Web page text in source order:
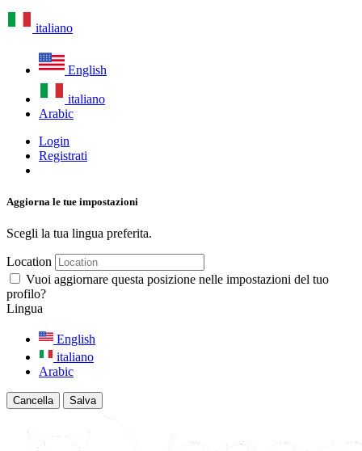
italiano
English
italiano
Arabic
Login
Registrati
Aggiorna le tue impostazioni
Scegli la tua lingua preferita.
Location
Vuoi aggiornare questa posizione nelle impostazioni del tuo
profilo?
Lingua
English
italiano
Arabic
Cancella Salva